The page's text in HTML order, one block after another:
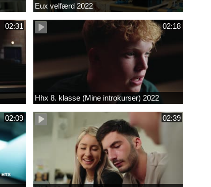
Eux velfærd 2022
02:31 02:18
Hhx 8. klasse (Mine introkurser) 2022
02:09 02:39